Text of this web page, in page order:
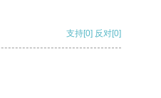
支持[0] 反对[0]